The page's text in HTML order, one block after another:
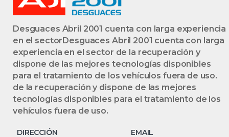
Desguaces Abril 2001 cuenta con larga experiencia
en el sectorDesguaces Abril 2001 cuenta con larga
experiencia en el sector de la recuperación y
dispone de las mejores tecnologías disponibles
para el tratamiento de los vehículos fuera de uso.
de la recuperación y dispone de las mejores
tecnologías disponibles para el tratamiento de los
vehículos fuera de uso.
DIRECCIÓN EMAIL